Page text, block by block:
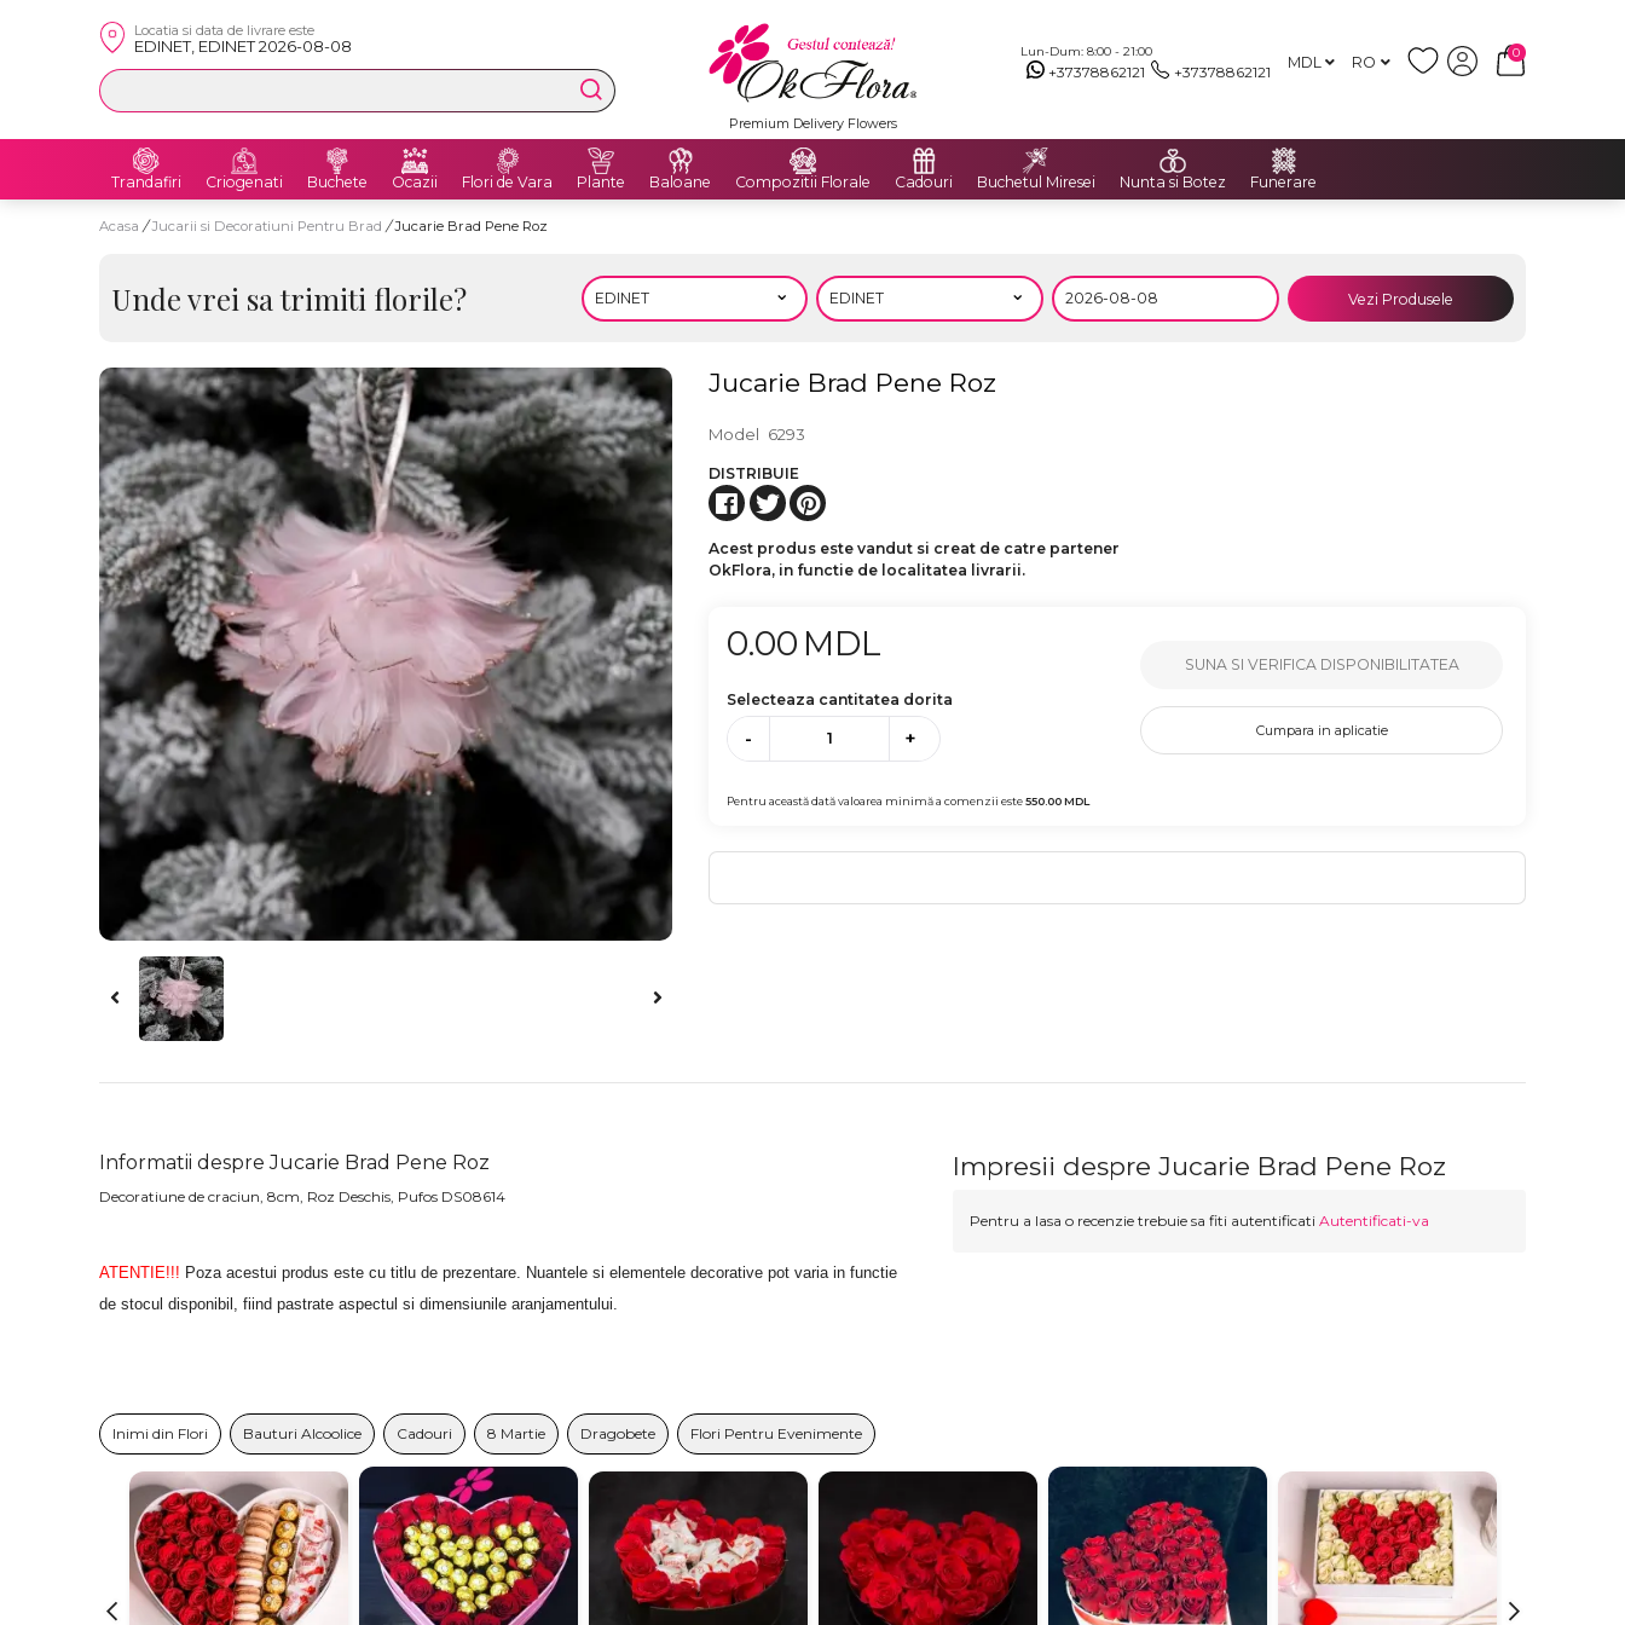
Locatia si data de livrare este
EDINET, EDINET 2026-08-08 Lun-Dum: 8:00 - 21:00
+37378862121 +37378862121 MDL RO
0
Premium Delivery Flowers
Trandafiri Criogenati Buchete Ocazii Flori de Vara Plante Baloane Compozitii Florale Cadouri Buchetul Miresei Nunta si Botez Funerare
Acasa / Jucarii si Decoratiuni Pentru Brad / Jucarie Brad Pene Roz
Unde vrei sa trimiti florile? Vezi Produsele
Jucarie Brad Pene Roz
Model 6293
DISTRIBUIE
Acest produs este vandut si creat de catre partener
OkFlora, in functie de localitatea livrarii.
0.00 MDL
Selecteaza cantitatea dorita
- +
Pentru această dată valoarea minimă a comenzii este550.00MDL
SUNA SI VERIFICA DISPONIBILITATEA
Cumpara in aplicatie
Informatii despre Jucarie Brad Pene Roz
Decoratiune de craciun, 8cm, Roz Deschis, Pufos DS08614
ATENTIE!!! Poza acestui produs este cu titlu de prezentare. Nuantele si elementele decorative pot varia in functie
de stocul disponibil, fiind pastrate aspectul si dimensiunile aranjamentului.
Impresii despre Jucarie Brad Pene Roz
Pentru a lasa o recenzie trebuie sa fiti autentificati Autentificati-va
Inimi din Flori Bauturi Alcoolice Cadouri 8 Martie Dragobete Flori Pentru Evenimente